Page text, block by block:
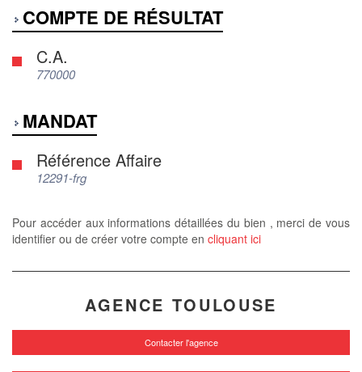
COMPTE DE RÉSULTAT
C.A.
770000
MANDAT
Référence Affaire
12291-frg
Pour accéder aux informations détaillées du bien , merci de vous
identifier ou de créer votre compte en cliquant ici
AGENCE TOULOUSE
Contacter l'agence